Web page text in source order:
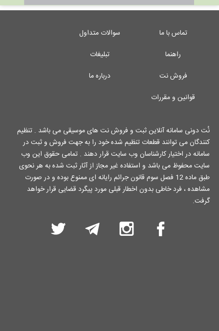
تماس با ما
سوالات متداول
راهنما
تبلیغات
فروش نت
درباره ما
قوانین و مقررات
نُت دونی سامانه آنلاین ثبت و فروش نت های موسیقی می باشد . تنظیم
کنندگان می توانند قطعات تنظیم شده خود را به جهت فروش و ثبت در
سامانه در اختیار کارشناسان وب سایت قرار دهند . تمامی حقوق این وب
سایت محفوظ می باشد و استفاده غیر مجاز از آثار ثبت شده به هر نحوی
طبق ماده 12 فصل سوم قانون جرائم رایانه ای ممنوع بوده و در صورت
مشاهده ، فرد خاطی بدون اخطار قبلی مورد پیگرد قضایی قرار خواهد
گرفت.